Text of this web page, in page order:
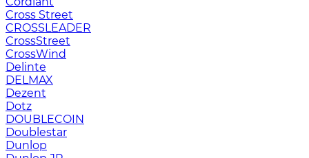
Cross Street
CROSSLEADER
CrossStreet
CrossWind
Delinte
DELMAX
Dezent
Dotz
DOUBLECOIN
Doublestar
Dunlop